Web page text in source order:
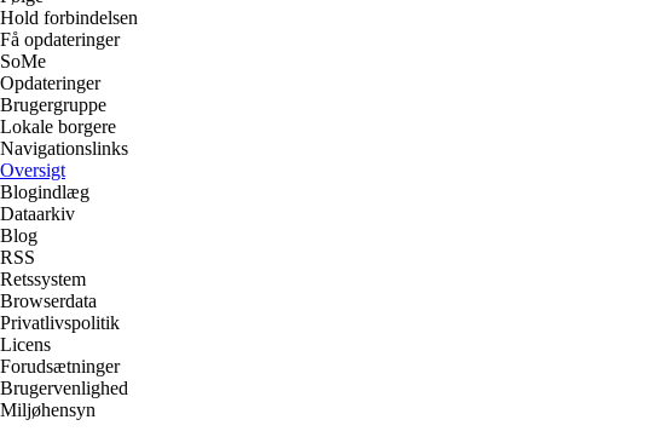
Hold forbindelsen
Få opdateringer
SoMe
Opdateringer
Brugergruppe
Lokale borgere
Navigationslinks
Oversigt
Blogindlæg
Dataarkiv
Blog
RSS
Retssystem
Browserdata
Privatlivspolitik
Licens
Forudsætninger
Brugervenlighed
Miljøhensyn